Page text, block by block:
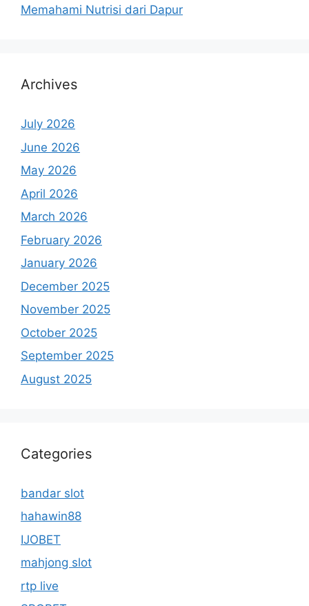
Memahami Nutrisi dari Dapur
Archives
July 2026
June 2026
May 2026
April 2026
March 2026
February 2026
January 2026
December 2025
November 2025
October 2025
September 2025
August 2025
Categories
bandar slot
hahawin88
IJOBET
mahjong slot
rtp live